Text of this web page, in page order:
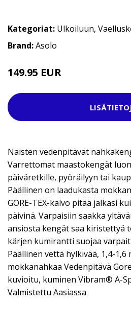
Kategoriat: Ulkoiluun,
Brand:Asolo
149.95 EUR
Naisten vedenpitävät
Varrettomat maastokengät
päiväretkille, pyöräilyyn tai
Päällinen on laadukasta
GORE-TEX-kalvo pitää jalkasi
päivinä. Varpaisiin saakka
ansiosta kengät saa kiristettyä
kärjen kumirantti suojaa
Päällinen vettä hylkivää, 1,4-1,6
mokkanahkaa Vedenpitävä
kuvioitu, kuminen Vibram® A-
Valmistettu Aasiassa